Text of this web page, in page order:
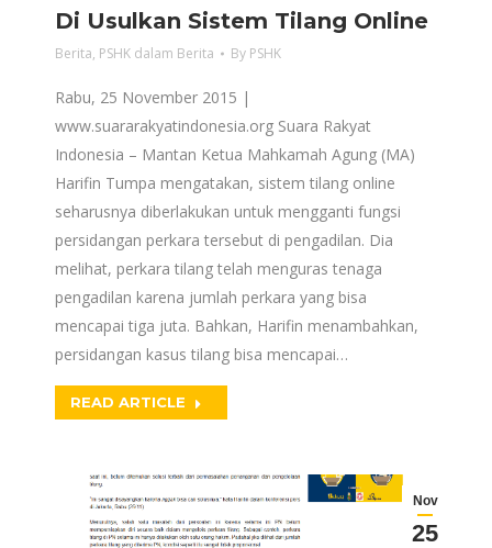
Di Usulkan Sistem Tilang Online
Berita, PSHK dalam Berita By PSHK
Rabu, 25 November 2015 |
www.suararakyatindonesia.org Suara Rakyat
Indonesia – Mantan Ketua Mahkamah Agung (MA)
Harifin Tumpa mengatakan, sistem tilang online
seharusnya diberlakukan untuk mengganti fungsi
persidangan perkara tersebut di pengadilan. Dia
melihat, perkara tilang telah menguras tenaga
pengadilan karena jumlah perkara yang bisa
mencapai tiga juta. Bahkan, Harifin menambahkan,
persidangan kasus tilang bisa mencapai…
READ ARTICLE
Nov
25